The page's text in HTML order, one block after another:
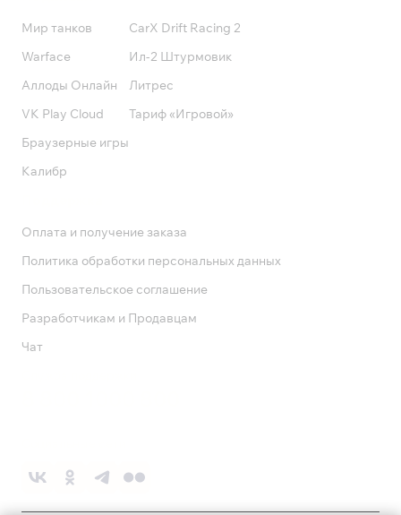
Мир танков
Warface
Аллоды Онлайн
VK Play Cloud
Браузерные игры
Калибр
CarX Drift Racing 2
Ил-2 Штурмовик
Литрес
Тариф «Игровой»
Оплата и получение заказа
Политика обработки персональных данных
Пользовательское соглашение
Разработчикам и Продавцам
Чат